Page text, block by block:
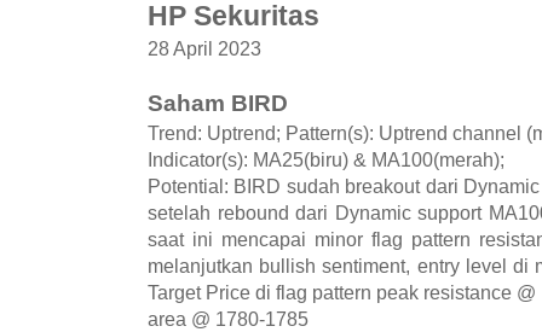
HP Sekuritas
28 April 2023
Saham BIRD
Trend: Uptrend; Pattern(s): Uptrend channel
Indicator(s): MA25(biru) & MA100(merah);
Potential: BIRD sudah breakout dari
setelah rebound dari Dynamic support
saat ini mencapai minor flag pattern
melanjutkan bullish sentiment, entry level di
Target Price di flag pattern peak resistance
area @ 1780-1785